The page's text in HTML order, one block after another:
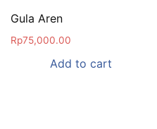
Gula Aren
Rp75,000.00
Add to cart